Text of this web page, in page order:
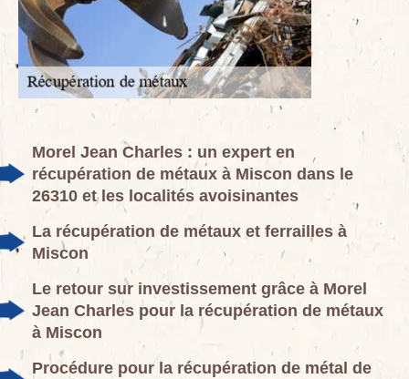
Morel Jean Charles : un expert en
récupération de métaux à Miscon dans le
26310 et les localités avoisinantes
La récupération de métaux et ferrailles à
Miscon
Le retour sur investissement grâce à Morel
Jean Charles pour la récupération de métaux
à Miscon
Procédure pour la récupération de métal de